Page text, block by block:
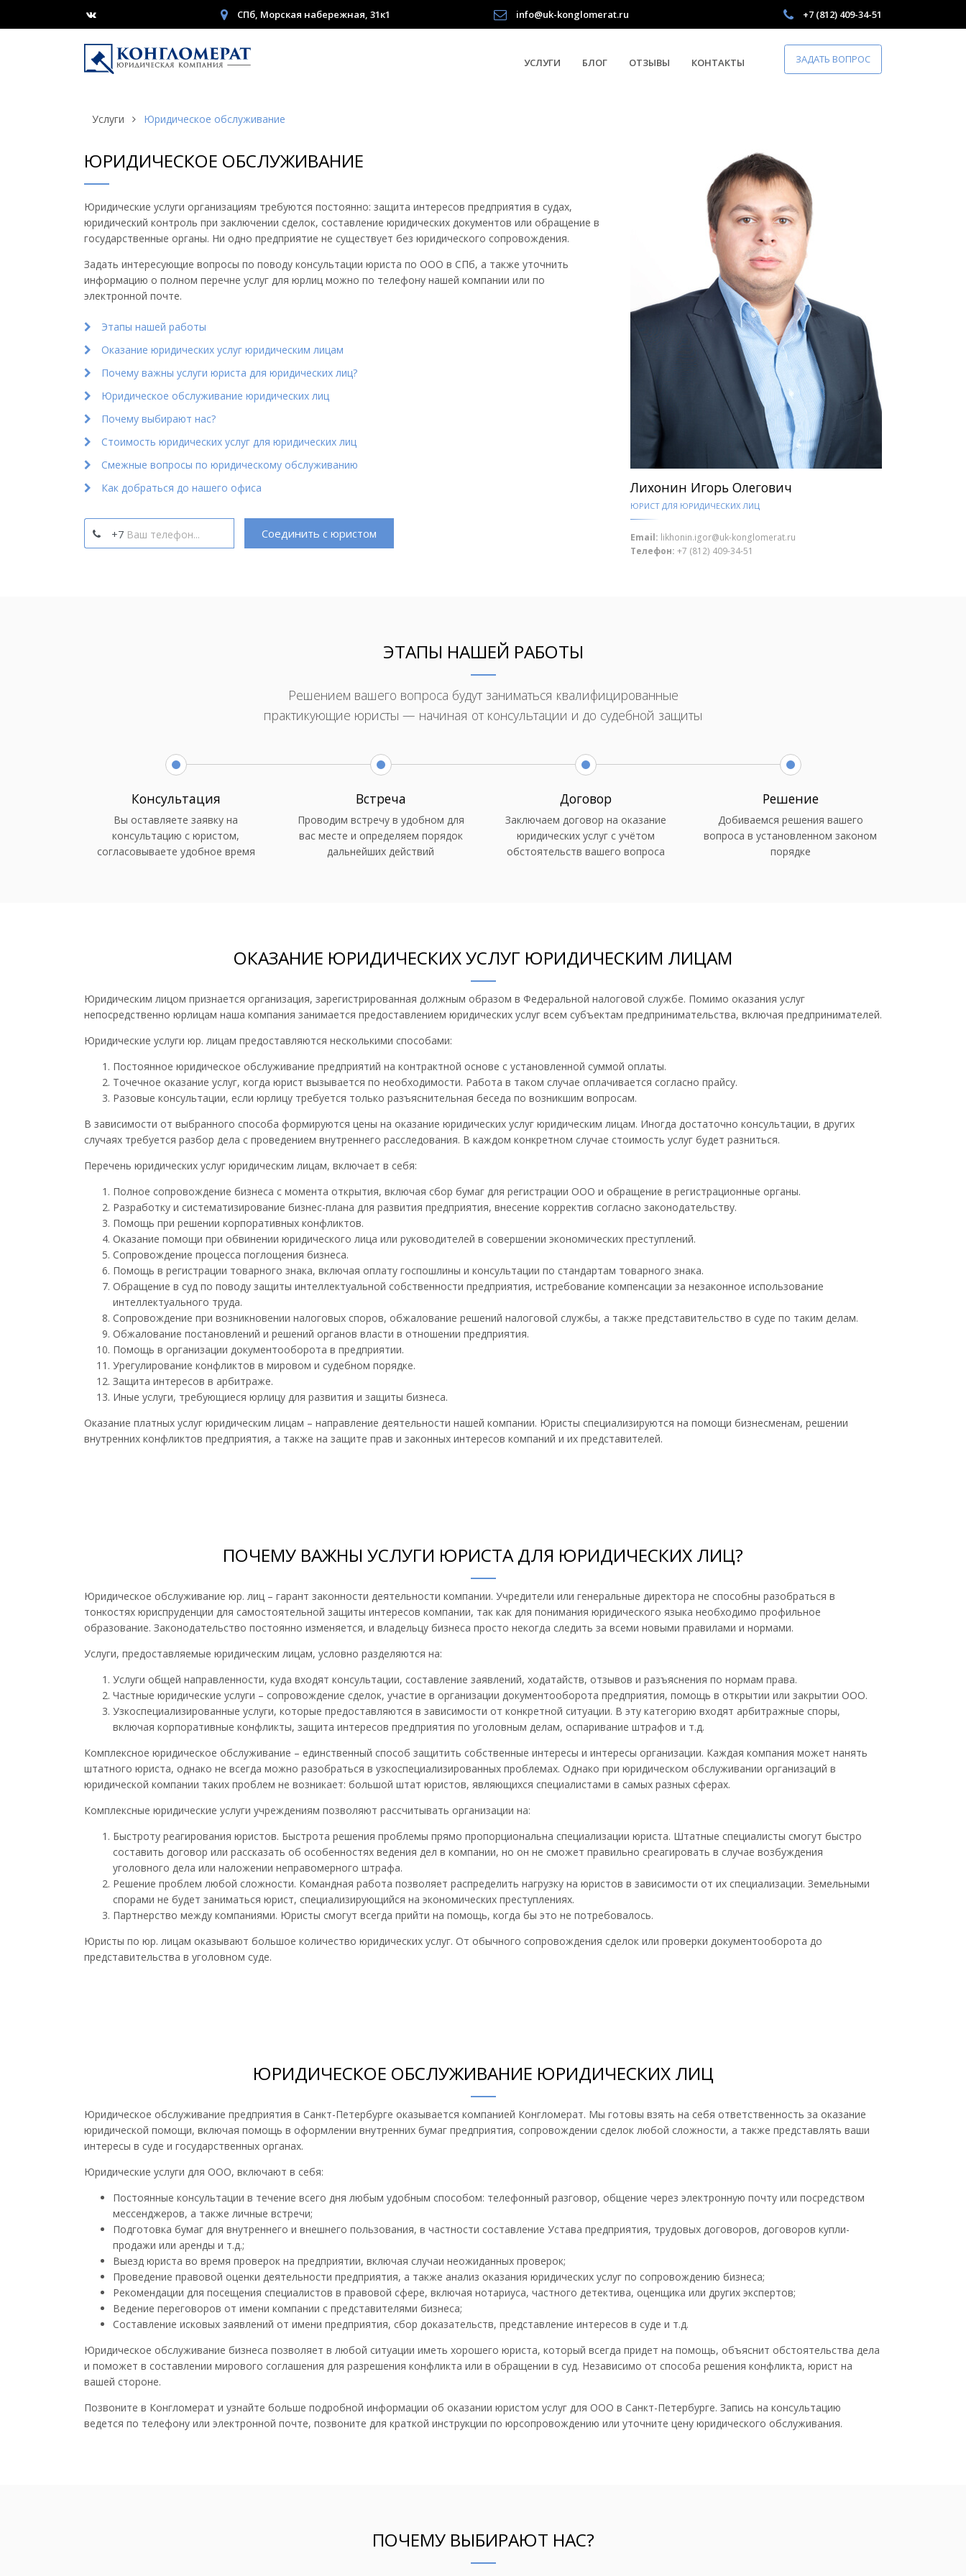
СПб, Морская набережная, 31к1 info@uk-konglomerat.ru +7 (812) 409-34-51
УСЛУГИ БЛОГ ОТЗЫВЫ КОНТАКТЫ ЗАДАТЬ ВОПРОС
Услуги Юридическое обслуживание
ЮРИДИЧЕСКОЕ ОБСЛУЖИВАНИЕ
Юридические услуги организациям требуются постоянно: защита интересов предприятия в судах,
юридический контроль при заключении сделок, составление юридических документов или обращение в
государственные органы. Ни одно предприятие не существует без юридического сопровождения.
Задать интересующие вопросы по поводу консультации юриста по ООО в СПб, а также уточнить
информацию о полном перечне услуг для юрлиц можно по телефону нашей компании или по
электронной почте.
Этапы нашей работы
Оказание юридических услуг юридическим лицам
Почему важны услуги юриста для юридических лиц?
Юридическое обслуживание юридических лиц
Почему выбирают нас?
Стоимость юридических услуг для юридических лиц
Смежные вопросы по юридическому обслуживанию
Как добраться до нашего офиса
+7 Соединить с юристом
Лихонин Игорь Олегович
ЮРИСТ ДЛЯ ЮРИДИЧЕСКИХ ЛИЦ
Email: likhonin.igor@uk-konglomerat.ru
Телефон: +7 (812) 409-34-51
ЭТАПЫ НАШЕЙ РАБОТЫ
Решением вашего вопроса будут заниматься квалифицированные
практикующие юристы — начиная от консультации и до судебной защиты
Консультация
Вы оставляете заявку на
консультацию с юристом,
согласовываете удобное время
Встреча
Проводим встречу в удобном для
вас месте и определяем порядок
дальнейших действий
Договор
Заключаем договор на оказание
юридических услуг с учётом
обстоятельств вашего вопроса
Решение
Добиваемся решения вашего
вопроса в установленном законом
порядке
ОКАЗАНИЕ ЮРИДИЧЕСКИХ УСЛУГ ЮРИДИЧЕСКИМ ЛИЦАМ
Юридическим лицом признается организация, зарегистрированная должным образом в Федеральной налоговой службе. Помимо оказания услуг
непосредственно юрлицам наша компания занимается предоставлением юридических услуг всем субъектам предпринимательства, включая предпринимателей.
Юридические услуги юр. лицам предоставляются несколькими способами:
Постоянное юридическое обслуживание предприятий на контрактной основе с установленной суммой оплаты.
Точечное оказание услуг, когда юрист вызывается по необходимости. Работа в таком случае оплачивается согласно прайсу.
Разовые консультации, если юрлицу требуется только разъяснительная беседа по возникшим вопросам.
В зависимости от выбранного способа формируются цены на оказание юридических услуг юридическим лицам. Иногда достаточно консультации, в других
случаях требуется разбор дела с проведением внутреннего расследования. В каждом конкретном случае стоимость услуг будет разниться.
Перечень юридических услуг юридическим лицам, включает в себя:
Полное сопровождение бизнеса с момента открытия, включая сбор бумаг для регистрации ООО и обращение в регистрационные органы.
Разработку и систематизирование бизнес-плана для развития предприятия, внесение корректив согласно законодательству.
Помощь при решении корпоративных конфликтов.
Оказание помощи при обвинении юридического лица или руководителей в совершении экономических преступлений.
Сопровождение процесса поглощения бизнеса.
Помощь в регистрации товарного знака, включая оплату госпошлины и консультации по стандартам товарного знака.
Обращение в суд по поводу защиты интеллектуальной собственности предприятия, истребование компенсации за незаконное использование
интеллектуального труда.
Сопровождение при возникновении налоговых споров, обжалование решений налоговой службы, а также представительство в суде по таким делам.
Обжалование постановлений и решений органов власти в отношении предприятия.
Помощь в организации документооборота в предприятии.
Урегулирование конфликтов в мировом и судебном порядке.
Защита интересов в арбитраже.
Иные услуги, требующиеся юрлицу для развития и защиты бизнеса.
Оказание платных услуг юридическим лицам – направление деятельности нашей компании. Юристы специализируются на помощи бизнесменам, решении
внутренних конфликтов предприятия, а также на защите прав и законных интересов компаний и их представителей.
ПОЧЕМУ ВАЖНЫ УСЛУГИ ЮРИСТА ДЛЯ ЮРИДИЧЕСКИХ ЛИЦ?
Юридическое обслуживание юр. лиц – гарант законности деятельности компании. Учредители или генеральные директора не способны разобраться в
тонкостях юриспруденции для самостоятельной защиты интересов компании, так как для понимания юридического языка необходимо профильное
образование. Законодательство постоянно изменяется, и владельцу бизнеса просто некогда следить за всеми новыми правилами и нормами.
Услуги, предоставляемые юридическим лицам, условно разделяются на:
Услуги общей направленности, куда входят консультации, составление заявлений, ходатайств, отзывов и разъяснения по нормам права.
Частные юридические услуги – сопровождение сделок, участие в организации документооборота предприятия, помощь в открытии или закрытии ООО.
Узкоспециализированные услуги, которые предоставляются в зависимости от конкретной ситуации. В эту категорию входят арбитражные споры,
включая корпоративные конфликты, защита интересов предприятия по уголовным делам, оспаривание штрафов и т.д.
Комплексное юридическое обслуживание – единственный способ защитить собственные интересы и интересы организации. Каждая компания может нанять
штатного юриста, однако не всегда можно разобраться в узкоспециализированных проблемах. Однако при юридическом обслуживании организаций в
юридической компании таких проблем не возникает: большой штат юристов, являющихся специалистами в самых разных сферах.
Комплексные юридические услуги учреждениям позволяют рассчитывать организации на:
Быстроту реагирования юристов. Быстрота решения проблемы прямо пропорциональна специализации юриста. Штатные специалисты смогут быстро
составить договор или рассказать об особенностях ведения дел в компании, но он не сможет правильно среагировать в случае возбуждения
уголовного дела или наложении неправомерного штрафа.
Решение проблем любой сложности. Командная работа позволяет распределить нагрузку на юристов в зависимости от их специализации. Земельными
спорами не будет заниматься юрист, специализирующийся на экономических преступлениях.
Партнерство между компаниями. Юристы смогут всегда прийти на помощь, когда бы это не потребовалось.
Юристы по юр. лицам оказывают большое количество юридических услуг. От обычного сопровождения сделок или проверки документооборота до
представительства в уголовном суде.
ЮРИДИЧЕСКОЕ ОБСЛУЖИВАНИЕ ЮРИДИЧЕСКИХ ЛИЦ
Юридическое обслуживание предприятия в Санкт-Петербурге оказывается компанией Конгломерат. Мы готовы взять на себя ответственность за оказание
юридической помощи, включая помощь в оформлении внутренних бумаг предприятия, сопровождении сделок любой сложности, а также представлять ваши
интересы в суде и государственных органах.
Юридические услуги для ООО, включают в себя:
Постоянные консультации в течение всего дня любым удобным способом: телефонный разговор, общение через электронную почту или посредством
мессенджеров, а также личные встречи;
Подготовка бумаг для внутреннего и внешнего пользования, в частности составление Устава предприятия, трудовых договоров, договоров купли-
продажи или аренды и т.д.;
Выезд юриста во время проверок на предприятии, включая случаи неожиданных проверок;
Проведение правовой оценки деятельности предприятия, а также анализ оказания юридических услуг по сопровождению бизнеса;
Рекомендации для посещения специалистов в правовой сфере, включая нотариуса, частного детектива, оценщика или других экспертов;
Ведение переговоров от имени компании с представителями бизнеса;
Составление исковых заявлений от имени предприятия, сбор доказательств, представление интересов в суде и т.д.
Юридическое обслуживание бизнеса позволяет в любой ситуации иметь хорошего юриста, который всегда придет на помощь, объяснит обстоятельства дела
и поможет в составлении мирового соглашения для разрешения конфликта или в обращении в суд. Независимо от способа решения конфликта, юрист на
вашей стороне.
Позвоните в Конгломерат и узнайте больше подробной информации об оказании юристом услуг для ООО в Санкт-Петербурге. Запись на консультацию
ведется по телефону или электронной почте, позвоните для краткой инструкции по юрсопровождению или уточните цену юридического обслуживания.
ПОЧЕМУ ВЫБИРАЮТ НАС?